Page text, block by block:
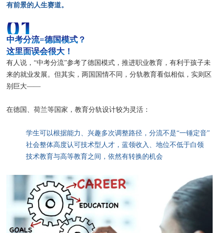
有前景的人生赛道。
01
中考分流=德国模式？
这里面误会很大！
有人说，“中考分流”参考了德国模式，推进职业教育，有利于孩子未
来的就业发展。但其实，两国国情不同，分轨教育看似相似，实则区
别巨大——
在德国、荷兰等国家，教育分轨设计较为灵活：
学生可以根据能力、兴趣多次调整路径，分流不是“一锤定音”
社会整体高度认可技术型人才，蓝领收入、地位不低于白领
技术教育与高等教育之间，依然有转换的机会